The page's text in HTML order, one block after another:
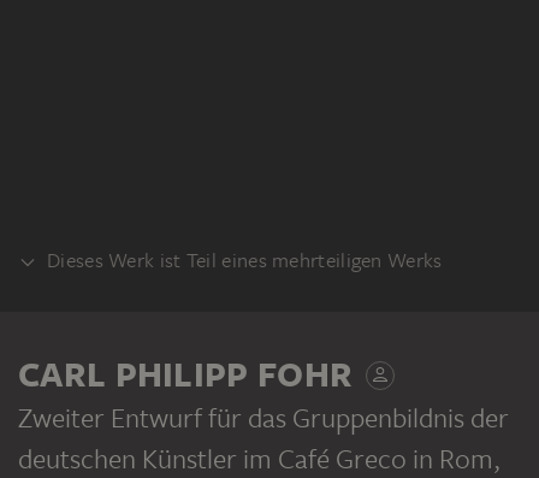
Dieses Werk ist Teil eines mehrteiligen Werks
CARL PHILIPP FOHR
Zweiter Entwurf für das Gruppenbildnis der
deutschen Künstler im Café Greco in Rom,